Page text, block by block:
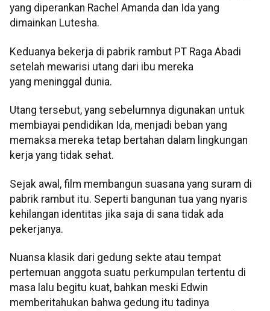
yang diperankan Rachel Amanda dan Ida yang
dimainkan Lutesha.
Keduanya bekerja di pabrik rambut PT Raga Abadi
setelah mewarisi utang dari ibu mereka
yang meninggal dunia.
Utang tersebut, yang sebelumnya digunakan untuk
membiayai pendidikan Ida, menjadi beban yang
memaksa mereka tetap bertahan dalam lingkungan
kerja yang tidak sehat.
Sejak awal, film membangun suasana yang suram di
pabrik rambut itu. Seperti bangunan tua yang nyaris
kehilangan identitas jika saja di sana tidak ada
pekerjanya.
Nuansa klasik dari gedung sekte atau tempat
pertemuan anggota suatu perkumpulan tertentu di
masa lalu begitu kuat, bahkan meski Edwin
memberitahukan bahwa gedung itu tadinya